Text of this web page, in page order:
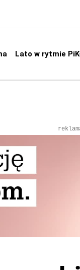
Lato w rytmie